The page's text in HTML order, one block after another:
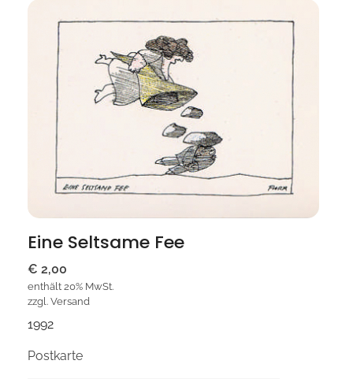
Eine Seltsame Fee
€ 2,00
enthält 20% MwSt.
zzgl. Versand
1992
Postkarte